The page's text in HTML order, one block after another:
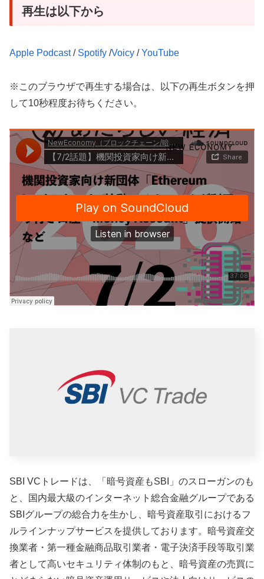
再生は以下から
Apple Podcast/ Spotify /Voicy /YouTube
※このブラウザで再生する場合は、以下の再生ボタンを押
して10秒程度お待ちください。
SBI VCトレードは、「暗号資産もSBI」のスローガンのも
と、国内最大級のインターネット総合金融グループである
SBIグループの総合力を生かし、暗号資産取引におけるフ
ルラインナップサービスを提供しております。暗号資産交
換業者・第一種金融商品取引業者・電子決済手段等取引業
者として高いセキュリティ体制のもと、暗号資産の売買に